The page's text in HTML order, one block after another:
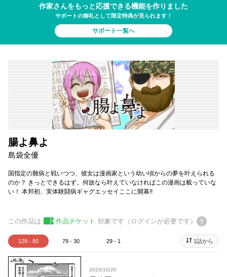
作家さんをもっと応援できる機能を作りました
サポートの御礼として限定特典が見られます！
サポート一覧へ
腸よ鼻よ
島袋全優
国指定の難病と戦いつつ、彼女は漫画家という幼い頃からの夢を叶えられる
のか？ きっとできるはず。何故なら叶えていなければこの漫画は載っていな
い！ 本邦初、実体験闘病ギャグエッセイここに開幕!!
この作品は 作品チケット 対象です（ログインが必要です）
129 - 80 79 - 30 29 - 1 1話から
2023/10/20